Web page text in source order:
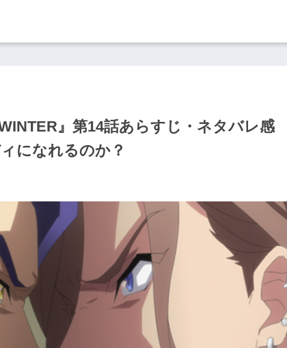
』第14話あらすじ・ネタバレ感
になれるのか？